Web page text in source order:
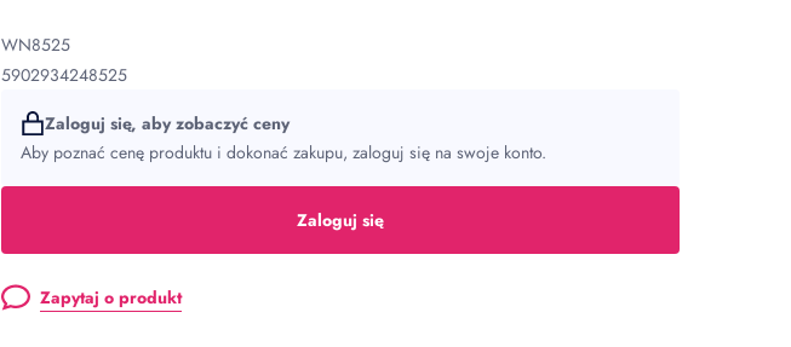
WN8525
5902934248525
Zaloguj się, aby zobaczyć ceny
Aby poznać cenę produktu i dokonać zakupu, zaloguj się na swoje konto.
Zaloguj się
Zapytaj o produkt